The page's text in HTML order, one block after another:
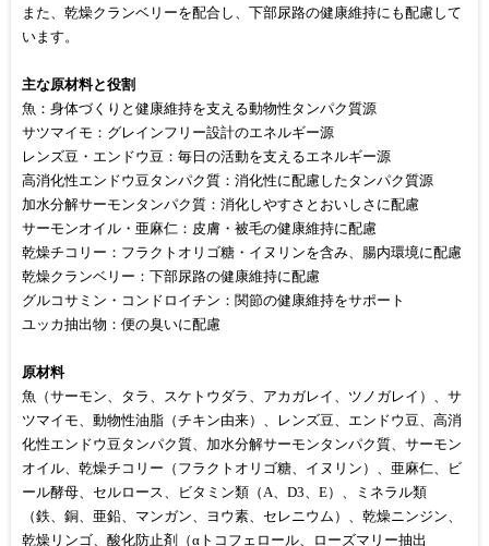
また、乾燥クランベリーを配合し、下部尿路の健康維持にも配慮して
います。
主な原材料と役割
魚：身体づくりと健康維持を支える動物性タンパク質源
サツマイモ：グレインフリー設計のエネルギー源
レンズ豆・エンドウ豆：毎日の活動を支えるエネルギー源
高消化性エンドウ豆タンパク質：消化性に配慮したタンパク質源
加水分解サーモンタンパク質：消化しやすさとおいしさに配慮
サーモンオイル・亜麻仁：皮膚・被毛の健康維持に配慮
乾燥チコリー：フラクトオリゴ糖・イヌリンを含み、腸内環境に配慮
乾燥クランベリー：下部尿路の健康維持に配慮
グルコサミン・コンドロイチン：関節の健康維持をサポート
ユッカ抽出物：便の臭いに配慮
原材料
魚（サーモン、タラ、スケトウダラ、アカガレイ、ツノガレイ）、サ
ツマイモ、動物性油脂（チキン由来）、レンズ豆、エンドウ豆、高消
化性エンドウ豆タンパク質、加水分解サーモンタンパク質、サーモン
オイル、乾燥チコリー（フラクトオリゴ糖、イヌリン）、亜麻仁、ビ
ール酵母、セルロース、ビタミン類（A、D3、E）、ミネラル類
（鉄、銅、亜鉛、マンガン、ヨウ素、セレニウム）、乾燥ニンジン、
乾燥リンゴ、酸化防止剤（αトコフェロール、ローズマリー抽出